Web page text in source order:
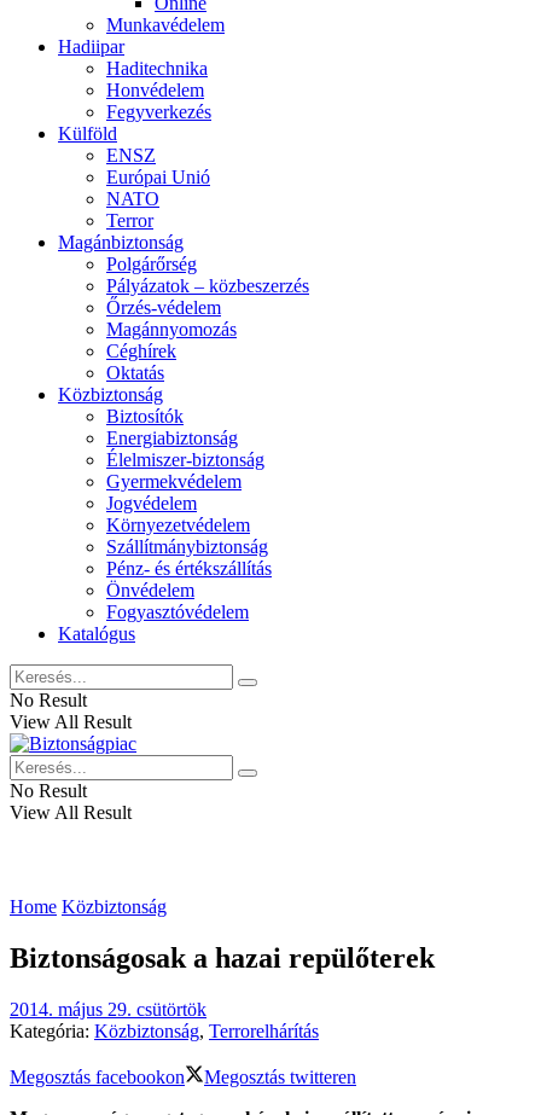
Munkavédelem
Hadiipar
Haditechnika
Honvédelem
Fegyverkezés
Külföld
ENSZ
Európai Unió
NATO
Terror
Magánbiztonság
Polgárőrség
Pályázatok – közbeszerzés
Őrzés-védelem
Magánnyomozás
Céghírek
Oktatás
Közbiztonság
Biztosítók
Energiabiztonság
Élelmiszer-biztonság
Gyermekvédelem
Jogvédelem
Környezetvédelem
Szállítmánybiztonság
Pénz- és értékszállítás
Önvédelem
Fogyasztóvédelem
Katalógus
No Result
View All Result
No Result
View All Result
Home Közbiztonság
Biztonságosak a hazai repülőterek
2014. május 29. csütörtök
Kategória: Közbiztonság, Terrorelhárítás
Megosztás facebookon
Megosztás twitteren